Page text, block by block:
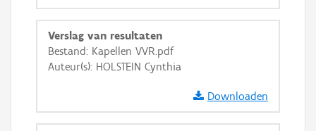
Basis Lagen
Ortho
Verslag van resultaten
Bestand: Kapellen VVR.pdf
Auteur(s): HOLSTEIN Cynthia
Downloaden